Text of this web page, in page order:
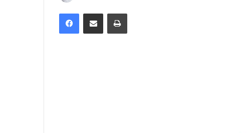
FacebookDistribuie prin e-mail Imprimare